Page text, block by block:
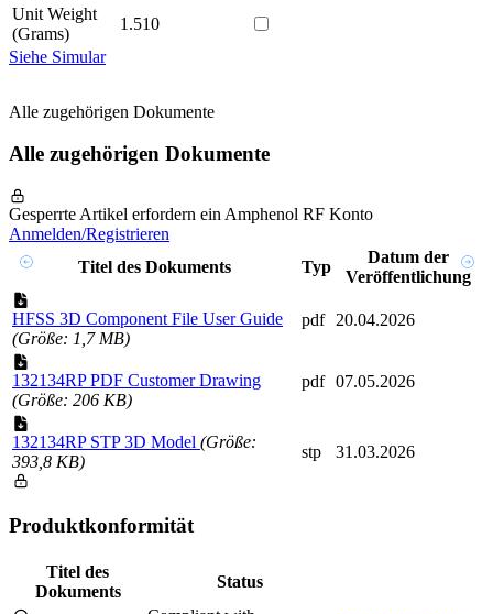
Unit Weight
(Grams)
1.510
Siehe Simular
Alle zugehörigen Dokumente
Alle zugehörigen Dokumente
Gesperrte Artikel erfordern ein Amphenol RF Konto
Anmelden/Registrieren
Titel des Dokuments
Typ
Datum der
Veröffentlichung
HFSS 3D Component File User Guide
(Größe: 1,7 MB)
pdf 20.04.2026
132134RP PDF Customer Drawing
(Größe: 206 KB)
pdf 07.05.2026
132134RP STP 3D Model (Größe:
393,8 KB)
stp 31.03.2026
Produktkonformität
Titel des
Dokuments
Status